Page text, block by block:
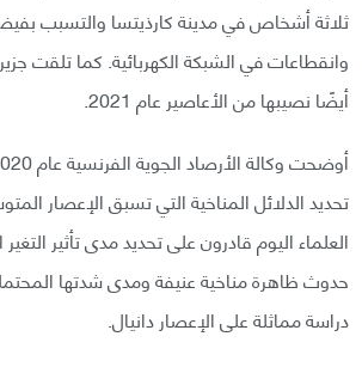
ثلاثة أشخاص في مدينة كارذيتسا والتسبب
وانقطاعات في الشبكة الكهربائية. كما تلقت
أيضًا نصيبها من الأعاصير عام 2021.
تحديد الدلائل المناخية التي تسبق الإعصار
العلماء اليوم قادرون على تحديد مدى تأثير
حدوث ظاهرة مناخية عنيفة ومدى شدتها
دراسة مماثلة على الإعصار دانيال.